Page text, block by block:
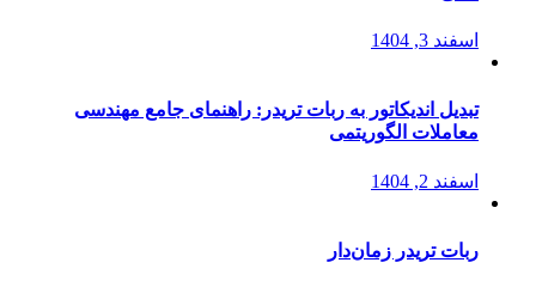
اسفند 3, 1404
تبدیل اندیکاتور به ربات تریدر: راهنمای جامع مهندسی
معاملات الگوریتمی
اسفند 2, 1404
ربات تریدر زمان‌دار